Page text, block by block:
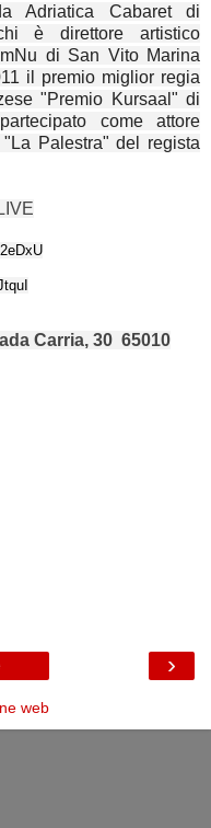
Adriatica Cabaret di
è direttore artistico
di San Vito Marina
il premio miglior regia
"Premio Kursaal" di
come attore
Palestra" del regista
Carria, 30 65010
›
web